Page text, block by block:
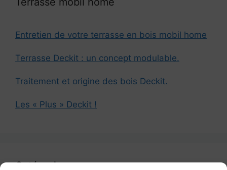
Entretien de votre terrasse en bois mobil home
Terrasse Deckit : un concept modulable.
Traitement et origine des bois Deckit.
Les « Plus » Deckit !
Catégories